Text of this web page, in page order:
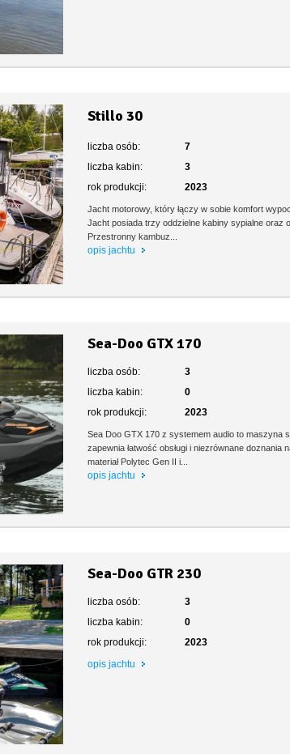
Stillo 30
liczba osób:
7
liczba kabin:
3
rok produkcji:
2023
Jacht motorowy, który łączy w sobie komfort
Jacht posiada trzy oddzielne kabiny sypialne oraz
Przestronny kambuz...
opis jachtu
Sea-Doo GTX 170
liczba osób:
3
liczba kabin:
0
rok produkcji:
2023
Sea Doo GTX 170 z systemem audio to maszyna
zapewnia łatwość obsługi i niezrównane doznania
materiał Polytec Gen II i...
opis jachtu
Sea-Doo GTR 230
liczba osób:
3
liczba kabin:
0
rok produkcji:
2023
opis jachtu